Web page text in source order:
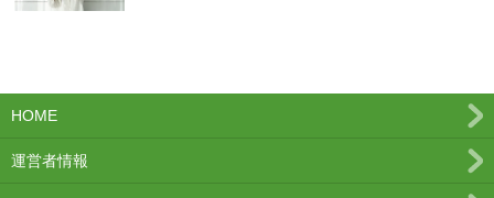
HOME
運営者情報